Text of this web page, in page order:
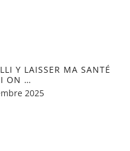
Y LAISSER MA SANTÉ
ON …
2025